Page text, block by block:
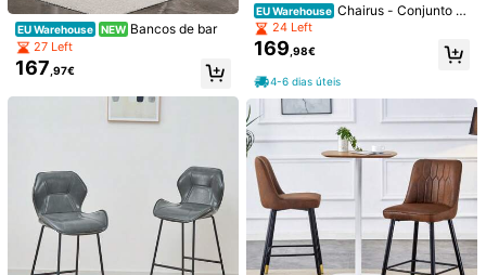
EU Warehouse NEW Bancos de bar
27 Left
167 ,97€
EU Warehouse Chairus - Conjunto d
e 2 Banquetas Bar em Chenille com
Pés de Metal e Apoio para os Pés
24 Left
169 ,98€
4-6 dias úteis